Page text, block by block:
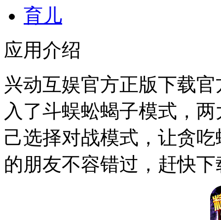
育儿
应用介绍
兴动互娱官方正版下载
入了斗蜈蚣蝎子模式，
己选择对战模式，让贪
的朋友不容错过，赶快下